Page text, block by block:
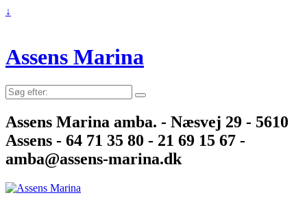
↓
Assens Marina
Søg
efter:
Assens Marina amba. - Næsvej 29 - 5610
Assens - 64 71 35 80 - 21 69 15 67 -
amba@assens-marina.dk